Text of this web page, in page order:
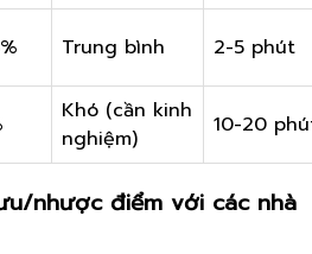
Trung bình 2-5 phút
Khó (cần kinh
nghiệm)
10-20
nhược điểm với các nhà